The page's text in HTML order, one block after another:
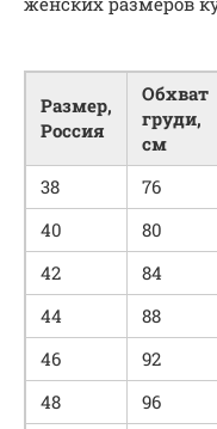
Размер,
Россия
Обхват
груди,
см
38 76
40
80
42
84
44
88
46
92
48
96